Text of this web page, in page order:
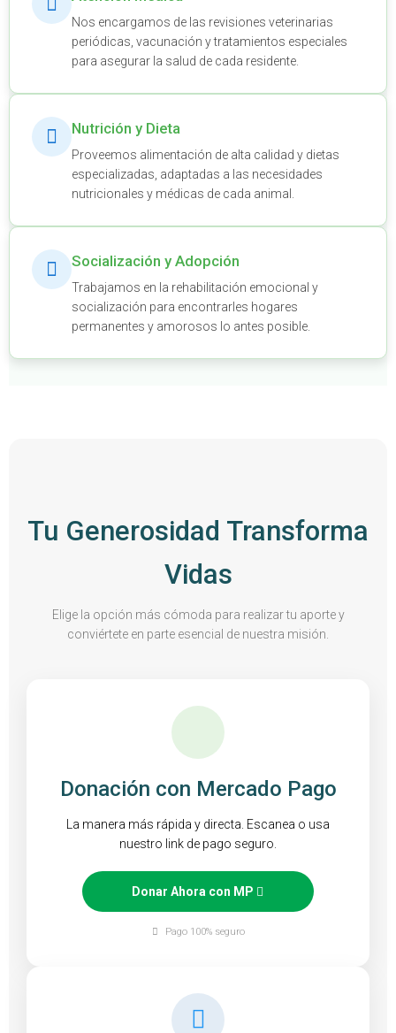
Nos encargamos de las revisiones veterinarias
periódicas, vacunación y tratamientos especiales
para asegurar la salud de cada residente.
Nutrición y Dieta
Proveemos alimentación de alta calidad y dietas
especializadas, adaptadas a las necesidades
nutricionales y médicas de cada animal.
Socialización y Adopción
Trabajamos en la rehabilitación emocional y
socialización para encontrarles hogares
permanentes y amorosos lo antes posible.
Tu Generosidad Transforma
Vidas
Elige la opción más cómoda para realizar tu aporte y
conviértete en parte esencial de nuestra misión.
Donación con Mercado Pago
La manera más rápida y directa. Escanea o usa
nuestro link de pago seguro.
Donar Ahora con MP
Pago 100% seguro